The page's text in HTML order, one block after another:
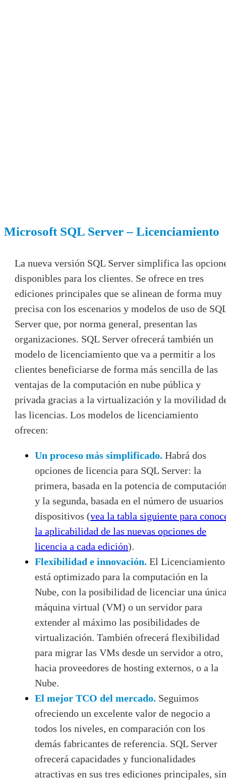
Microsoft SQL Server – Licenciamiento
La nueva versión SQL Server simplifica las
disponibles para los clientes. Se ofrece en tres
ediciones principales que se alinean de forma muy
precisa con los escenarios y modelos de uso de
Server que, por norma general, presentan las
organizaciones. SQL Server ofrecerá también un
modelo de licenciamiento que va a permitir a los
clientes beneficiarse de forma más sencilla de las
ventajas de la computación en nube pública y
privada gracias a la virtualización y la movilidad
las licencias. Los modelos de licenciamiento
ofrecen:
Un proceso más simplificado. Habrá dos
opciones de licencia para SQL Server: la
primera, basada en la potencia de
y la segunda, basada en el número de usuarios
dispositivos (vea la tabla siguiente para
la aplicabilidad de las nuevas opciones de
licencia a cada edición).
Flexibilidad e innovación. El Licenciamiento
está optimizado para la computación en la
Nube, con la posibilidad de licenciar una
máquina virtual (VM) o un servidor para
extender al máximo las posibilidades de
virtualización. También ofrecerá flexibilidad
para migrar las VMs desde un servidor a otro,
hacia proveedores de hosting externos, o a la
Nube.
El mejor TCO del mercado. Seguimos
ofreciendo un excelente valor de negocio a
todos los niveles, en comparación con los
demás fabricantes de referencia. SQL Server
ofrecerá capacidades y funcionalidades
atractivas en sus tres ediciones principales, sin